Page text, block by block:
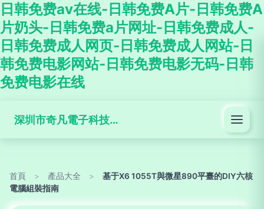
日韩免费av在线-日韩免费A片-日韩免费A
片奶头-日韩免费a片网址-日韩免费成人-
日韩免费成人网页-日韩免费成人网站-日
韩免费电影网站-日韩免费电影无码-日韩
免费电影在线
深圳市奇凡電子科技有限公司
首頁 > 產品大全 >
基于X6 1055T與微星890平臺的DIY六核
電腦組裝指南